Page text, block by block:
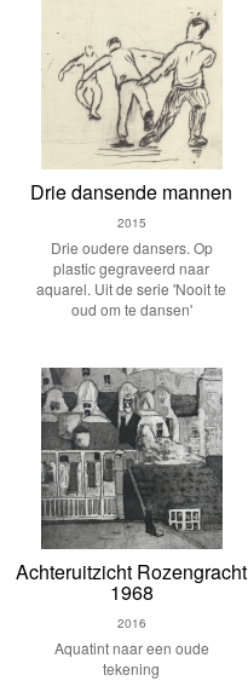
Drie dansende mannen
2015
Drie oudere dansers. Op
plastic gegraveerd naar
aquarel. Uit de serie 'Nooit te
oud om te dansen'
Achteruitzicht Rozengracht
1968
2016
Aquatint naar een oude
tekening